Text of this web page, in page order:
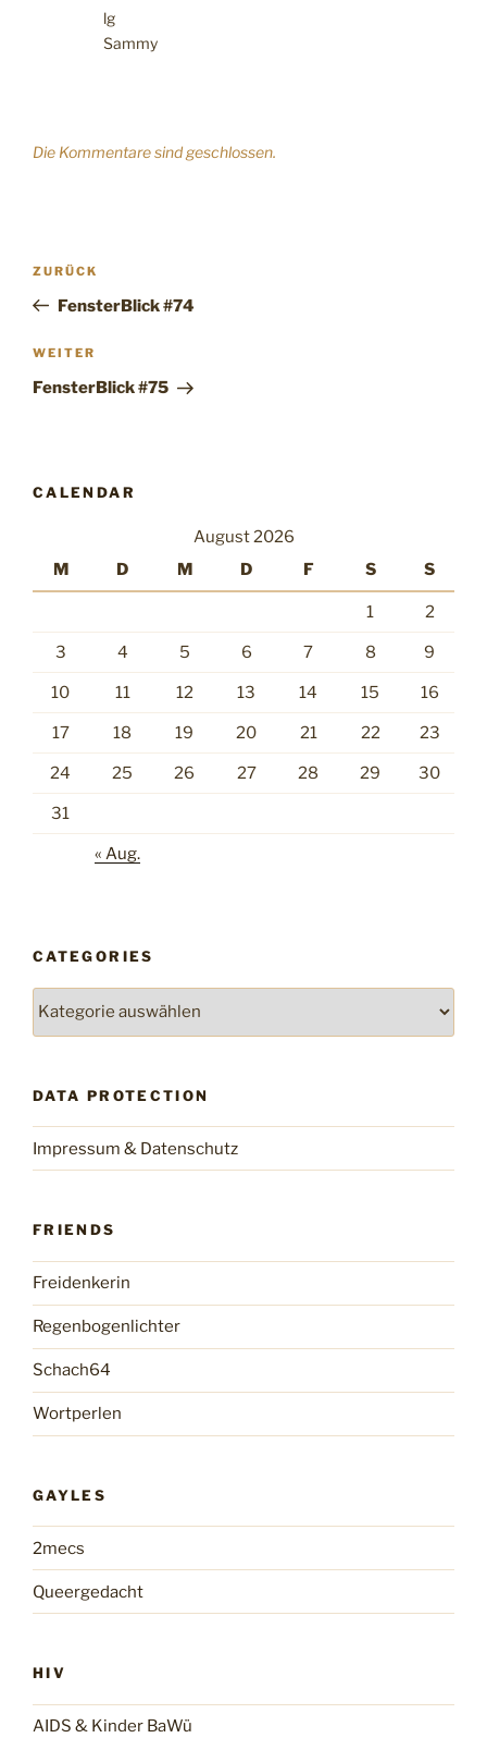
lg
Sammy
Die Kommentare sind geschlossen.
Beitragsnavigation
Vorheriger
Beitrag
ZURÜCK
FensterBlick #74
Nächster
Beitrag
WEITER
FensterBlick #75
CALENDAR
August 2026
M
D M D F S S
1 2
3 4 5 6 7 8 9
10 11 12 13 14 15 16
17 18 19 20 21 22 23
24 25 26 27 28 29 30
31
« Aug.
CATEGORIES
DATA PROTECTION
Impressum & Datenschutz
FRIENDS
Freidenkerin
Regenbogenlichter
Schach64
Wortperlen
GAYLES
2mecs
Queergedacht
HIV
AIDS & Kinder BaWü